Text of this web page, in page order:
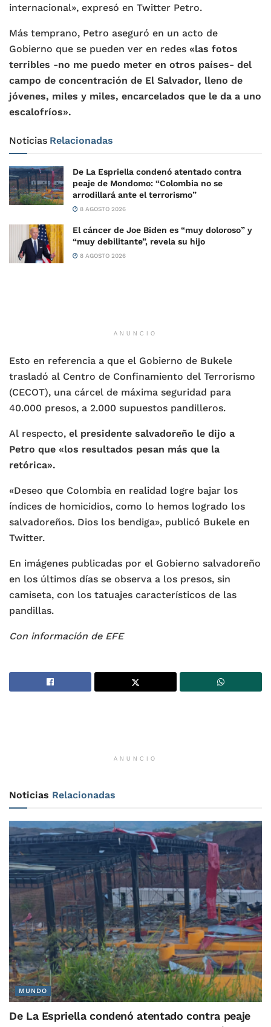
internacional», expresó en Twitter Petro.
Más temprano, Petro aseguró en un acto de
Gobierno que se pueden ver en redes «las fotos
terribles -no me puedo meter en otros países- del
campo de concentración de El Salvador, lleno de
jóvenes, miles y miles, encarcelados que le da a uno
escalofríos».
Noticias Relacionadas
De La Espriella condenó atentado contra
peaje de Mondomo: “Colombia no se
arrodillará ante el terrorismo”
8 AGOSTO 2026
El cáncer de Joe Biden es “muy doloroso” y
“muy debilitante”, revela su hijo
8 AGOSTO 2026
ANUNCIO
Esto en referencia a que el Gobierno de Bukele
trasladó al Centro de Confinamiento del Terrorismo
(CECOT), una cárcel de máxima seguridad para
40.000 presos, a 2.000 supuestos pandilleros.
Al respecto, el presidente salvadoreño le dijo a
Petro que «los resultados pesan más que la
retórica».
«Deseo que Colombia en realidad logre bajar los
índices de homicidios, como lo hemos logrado los
salvadoreños. Dios los bendiga», publicó Bukele en
Twitter.
En imágenes publicadas por el Gobierno salvadoreño
en los últimos días se observa a los presos, sin
camiseta, con los tatuajes característicos de las
pandillas.
Con información de EFE
ANUNCIO
Noticias Relacionadas
MUNDO
De La Espriella condenó atentado contra peaje